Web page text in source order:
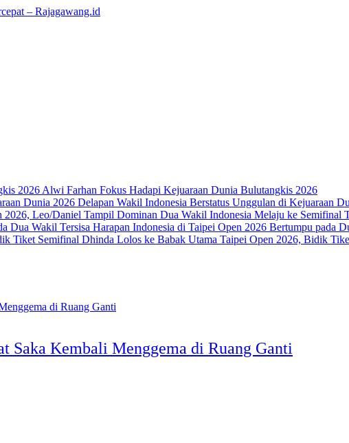
Alwi Farhan Fokus Hadapi Kejuaraan Dunia Bulutangkis 2026
Delapan Wakil Indonesia Berstatus Unggulan di Kejuaraan
Dua Wakil Indonesia Melaju ke Semifinal
Harapan Indonesia di Taipei Open 2026 Bertumpu pada
Dhinda Lolos ke Babak Utama Taipei Open 2026, Bidik
Saka Kembali Menggema di Ruang Ganti